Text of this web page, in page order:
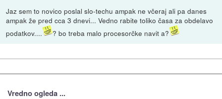
Jaz sem to novico poslal slo-techu ampak ne včeraj ali pa danes
ampak že pred cca 3 dnevi... Vedno rabite toliko časa za obdelavo
podatkov....
? bo treba malo procesorčke navit a?
Vredno ogleda ...